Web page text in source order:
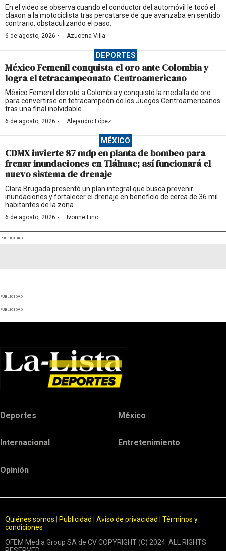
En el video se observa cuando el conductor del automóvil le tocó el
claxon a la motociclista tras percatarse de que avanzaba en sentido
contrario, obstaculizando el paso.
6 de agosto, 2026 · Azucena Villa
DEPORTES
México Femenil conquista el oro ante Colombia y
logra el tetracampeonato Centroamericano
México Femenil derrotó a Colombia y conquistó la medalla de oro
para convertirse en tetracampeón de los Juegos Centroamericanos
tras una final inolvidable.
6 de agosto, 2026 · Alejandro López
MÉXICO
CDMX invierte 87 mdp en planta de bombeo para
frenar inundaciones en Tláhuac; así funcionará el
nuevo sistema de drenaje
Clara Brugada presentó un plan integral que busca prevenir
inundaciones y fortalecer el drenaje en beneficio de cerca de 36 mil
habitantes de la zona.
6 de agosto, 2026 · Ivonne Lino
PUBLICIDAD
PUBLICIDAD
PUBLICIDAD
Deportes México
Internacional Entretenimiento
Opinión
Quiénes somos Publicidad Aviso de privacidad
Términos y
condiciones
OFEM Media Group SA de CV COPYRIGHT (C) 2024. ALL RIGHTS